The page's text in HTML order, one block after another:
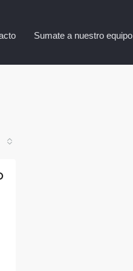
Sumate a nuestro equipo